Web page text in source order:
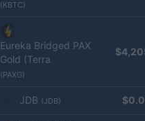
(KBTC)
Eureka Bridged PAX
Gold (Terra
(PAXG)
JDB (JDB)